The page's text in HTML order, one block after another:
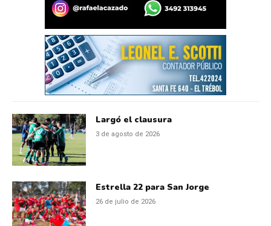
Largó el clausura
3 de agosto de 2026
Estrella 22 para San Jorge
26 de julio de 2026